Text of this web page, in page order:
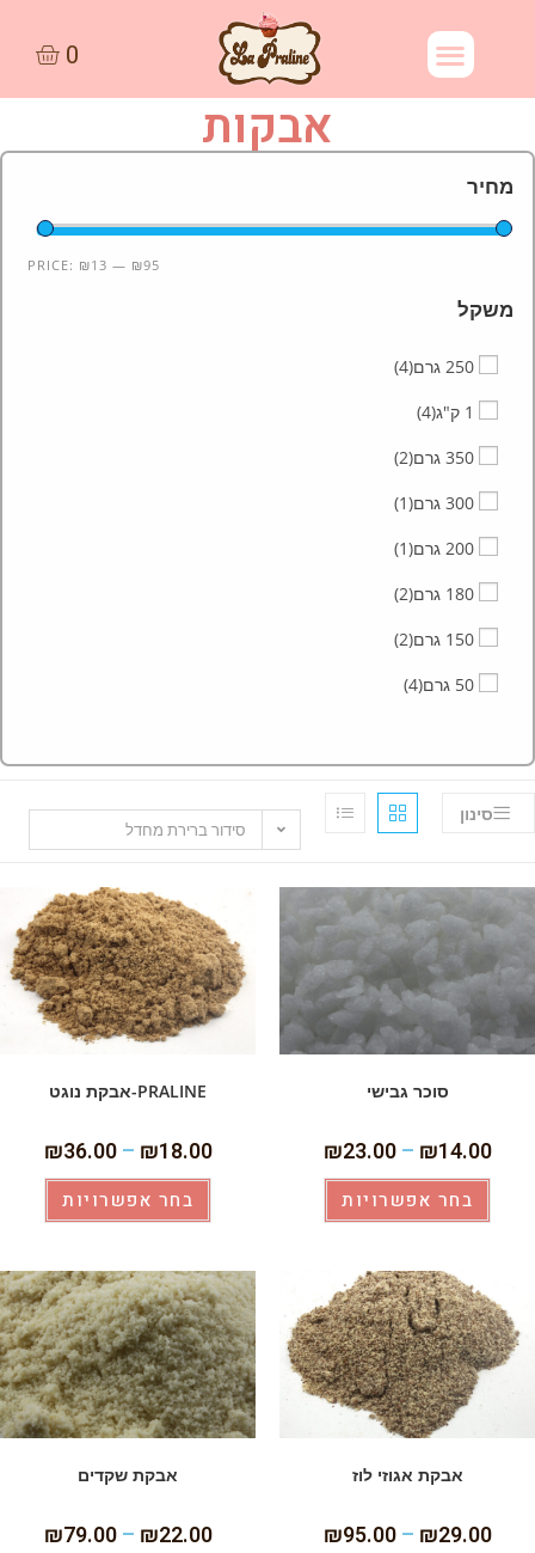
אבקות
מחיר
PRICE: ₪13 — ₪95
משקל
250 גרם
(4)
1 ק"ג
(4)
350 גרם
(2)
300 גרם
(1)
200 גרם
(1)
180 גרם
(2)
150 גרם
(2)
50 גרם
(4)
סינון
סידור ברירת מחדל
סוכר גבישי
₪14.00
–
₪23.00
בחר אפשרויות
PRALINE-אבקת נוגט
₪18.00
–
₪36.00
בחר אפשרויות
אבקת אגוזי לוז
₪29.00
–
₪95.00
אבקת שקדים
₪22.00
–
₪79.00